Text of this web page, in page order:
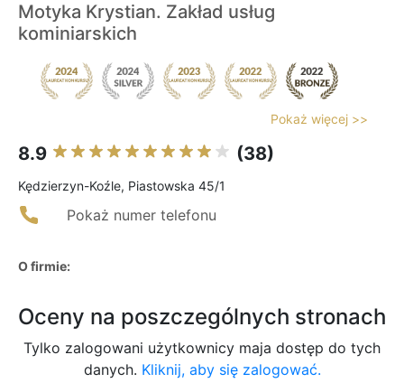
Motyka Krystian. Zakład usług
kominiarskich
Pokaż więcej >>
8.9 (38)
Kędzierzyn-Koźle, Piastowska 45/1
Pokaż numer telefonu
O firmie:
Oceny na poszczególnych stronach
Tylko zalogowani użytkownicy maja dostęp do tych
danych. Kliknij, aby się zalogować.